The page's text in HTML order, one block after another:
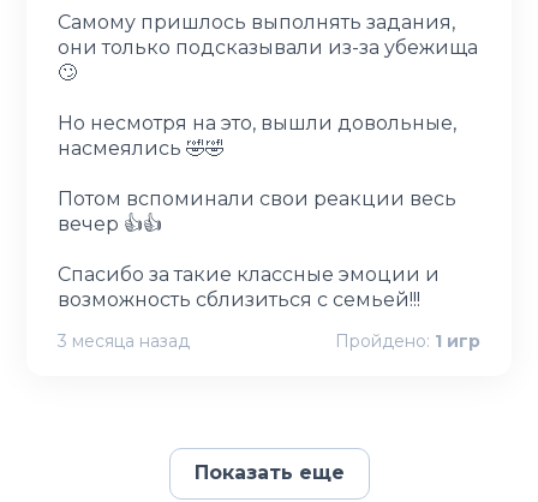
Самому пришлось выполнять задания,
они только подсказывали из-за убежища
🙄
Но несмотря на это, вышли довольные,
насмеялись 🤣🤣
Потом вспоминали свои реакции весь
вечер 👍👍
Спасибо за такие классные эмоции и
возможность сблизиться с семьей!!!
3 месяца назад Пройдено: 1 игр
Показать еще